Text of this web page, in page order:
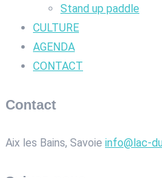
Stand up paddle
CULTURE
AGENDA
CONTACT
Contact
Aix les Bains, Savoie info@lac-